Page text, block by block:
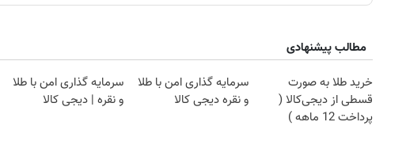
مطالب پیشنهادی
خرید طلا به صورت
قسطی از دیجی‌کالا (
پرداخت 12 ماهه )
سرمایه گذاری امن با طلا
و نقره دیجی کالا
سرمایه گذاری امن با طلا
و نقره | دیجی کالا